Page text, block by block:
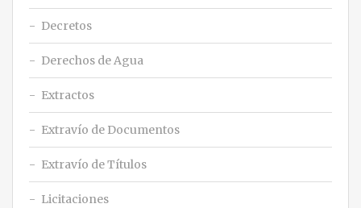
Decretos
Derechos de Agua
Extractos
Extravío de Documentos
Extravío de Títulos
Licitaciones